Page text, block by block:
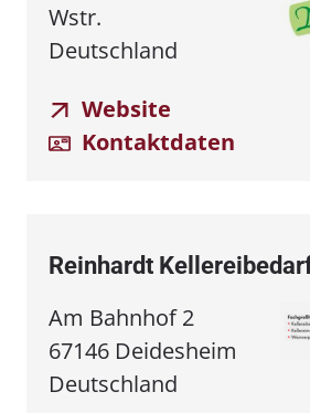
Wstr.
Deutschland
Website
Kontaktdaten
Reinhardt
Am Bahnhof 2
67146 Deidesheim
Deutschland